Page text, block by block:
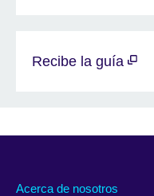
Recibe la guía
Acerca de nosotros